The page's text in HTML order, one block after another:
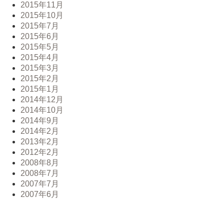
2015年11月
2015年10月
2015年7月
2015年6月
2015年5月
2015年4月
2015年3月
2015年2月
2015年1月
2014年12月
2014年10月
2014年9月
2014年2月
2013年2月
2012年2月
2008年8月
2008年7月
2007年7月
2007年6月